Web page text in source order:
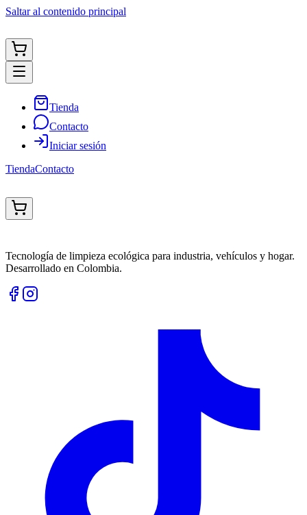
Saltar al contenido principal
Tienda
Contacto
Iniciar sesión
TiendaContacto
Tecnología de limpieza ecológica para industria, vehículos y hogar.
Desarrollado en Colombia.